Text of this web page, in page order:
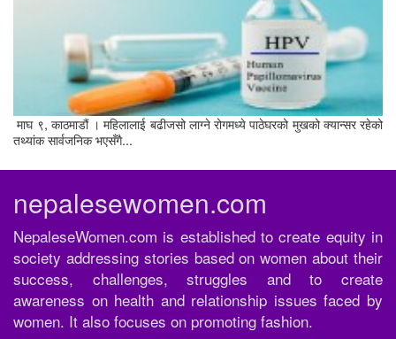
माघ ९, काठमाडौं । महिलालाई बढीजसो लाग्ने रोगमध्ये पाठेघरको मुखको क्यान्सर रहेको
तथ्यांक सार्वजनिक भएसँगै...
nepalesewomen.com
NepaleseWomen.com is established to create equity in
society addressing stories based on women about their
success, challenges, struggles and to create
awareness on health and relationship issues faced by
women. It also focuses on promoting fashion.